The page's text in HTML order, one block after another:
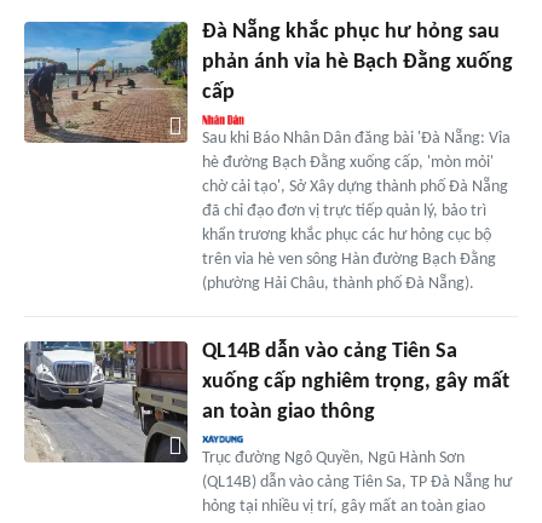
Đà Nẵng khắc phục hư hỏng sau
phản ánh vỉa hè Bạch Đằng xuống
cấp
Sau khi Báo Nhân Dân đăng bài 'Đà Nẵng: Vỉa
hè đường Bạch Đằng xuống cấp, 'mòn mỏi'
chờ cải tạo', Sở Xây dựng thành phố Đà Nẵng
đã chỉ đạo đơn vị trực tiếp quản lý, bảo trì
khẩn trương khắc phục các hư hỏng cục bộ
trên vỉa hè ven sông Hàn đường Bạch Đằng
(phường Hải Châu, thành phố Đà Nẵng).
QL14B dẫn vào cảng Tiên Sa
xuống cấp nghiêm trọng, gây mất
an toàn giao thông
Trục đường Ngô Quyền, Ngũ Hành Sơn
(QL14B) dẫn vào cảng Tiên Sa, TP Đà Nẵng hư
hỏng tại nhiều vị trí, gây mất an toàn giao